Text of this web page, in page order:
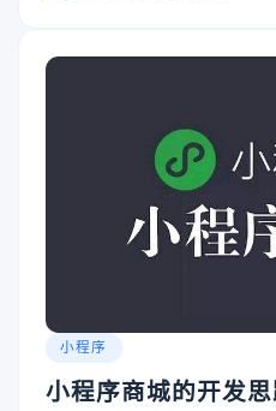
小程序
小程序商城的开发